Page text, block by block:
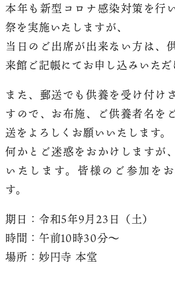
本年も新型コロナ感染対策を行
祭を実施いたしますが、
当日のご出席が出来ない方は、
来館ご記帳にてお申し込みいただ
また、郵送でも供養を受け付け
すので、お布施、ご供養者名を
送をよろしくお願いいたします。
何かとご迷惑をおかけしますが
いたします。皆様のご参加を
す。
期日：令和5年9月23日（土）
時間：午前10時30分〜
場所：妙円寺 本堂